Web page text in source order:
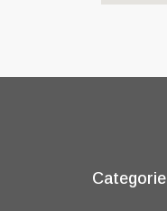
Categorie